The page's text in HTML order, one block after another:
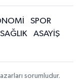
SPOR
SAĞLIK
ASAYİŞ
sorumludur.